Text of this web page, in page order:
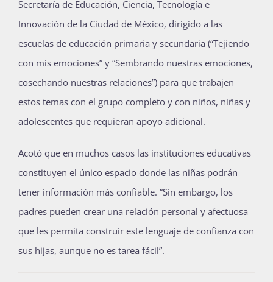
Secretaría de Educación, Ciencia, Tecnología e
Innovación de la Ciudad de México, dirigido a las
escuelas de educación primaria y secundaria (“Tejiendo
con mis emociones” y “Sembrando nuestras emociones,
cosechando nuestras relaciones”) para que trabajen
estos temas con el grupo completo y con niños, niñas y
adolescentes que requieran apoyo adicional.
Acotó que en muchos casos las instituciones educativas
constituyen el único espacio donde las niñas podrán
tener información más confiable. “Sin embargo, los
padres pueden crear una relación personal y afectuosa
que les permita construir este lenguaje de confianza con
sus hijas, aunque no es tarea fácil”.